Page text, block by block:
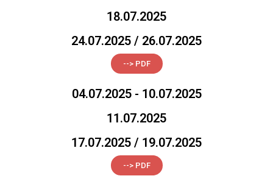
18.07.2025
24.07.2025 / 26.07.2025
--> PDF
04.07.2025 - 10.07.2025
11.07.2025
17.07.2025 / 19.07.2025
--> PDF